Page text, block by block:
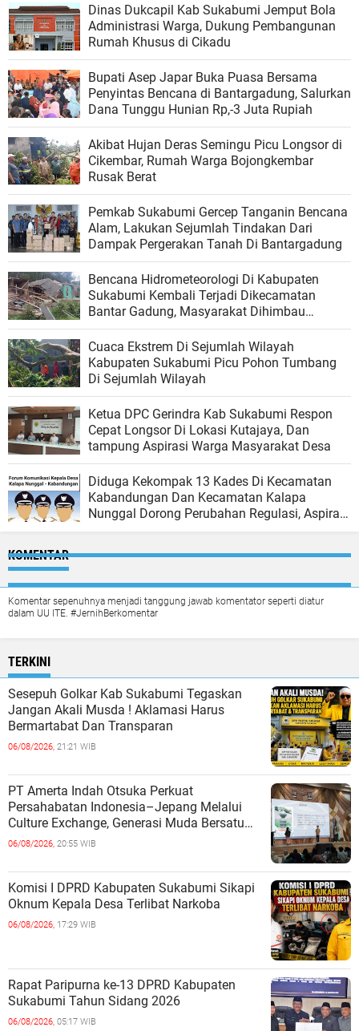
Dinas Dukcapil Kab Sukabumi Jemput Bola
Administrasi Warga, Dukung Pembangunan
Rumah Khusus di Cikadu
Bupati Asep Japar Buka Puasa Bersama
Penyintas Bencana di Bantargadung, Salurkan
Dana Tunggu Hunian Rp,-3 Juta Rupiah
Akibat Hujan Deras Semingu Picu Longsor di
Cikembar, Rumah Warga Bojongkembar
Rusak Berat
Pemkab Sukabumi Gercep Tanganin Bencana
Alam, Lakukan Sejumlah Tindakan Dari
Dampak Pergerakan Tanah Di Bantargadung
Bencana Hidrometeorologi Di Kabupaten
Sukabumi Kembali Terjadi Dikecamatan
Bantar Gadung, Masyarakat Dihimbau
Waspada
Cuaca Ekstrem Di Sejumlah Wilayah
Kabupaten Sukabumi Picu Pohon Tumbang
Di Sejumlah Wilayah
Ketua DPC Gerindra Kab Sukabumi Respon
Cepat Longsor Di Lokasi Kutajaya, Dan
tampung Aspirasi Warga Masyarakat Desa
Diduga Kekompak 13 Kades Di Kecamatan
Kabandungan Dan Kecamatan Kalapa
Nunggal Dorong Perubahan Regulasi, Aspirasi
KOMENTAR
Komentar sepenuhnya menjadi tanggung jawab komentator seperti diatur
dalam UU ITE. #JernihBerkomentar
TERKINI
Sesepuh Golkar Kab Sukabumi Tegaskan
Jangan Akali Musda ! Aklamasi Harus
Bermartabat Dan Transparan
06/08/2026, 21:21 WIB
PT Amerta Indah Otsuka Perkuat
Persahabatan Indonesia–Jepang Melalui
Culture Exchange, Generasi Muda Bersatu
Wujudkan Masa Depan Berkelanjutan
06/08/2026, 20:55 WIB
Komisi I DPRD Kabupaten Sukabumi Sikapi
Oknum Kepala Desa Terlibat Narkoba
06/08/2026, 17:29 WIB
Rapat Paripurna ke-13 DPRD Kabupaten
Sukabumi Tahun Sidang 2026
06/08/2026, 05:17 WIB